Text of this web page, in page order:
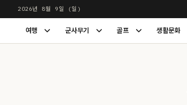
문
로
2026년 8월 9일 (일)
LUXDIGEST
여행
여
행
군사무기
군
사
골프
골
프
생활문화